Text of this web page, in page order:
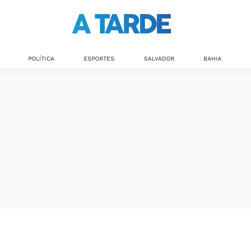
POLÍTICA ESPORTES SALVADOR BAHIA